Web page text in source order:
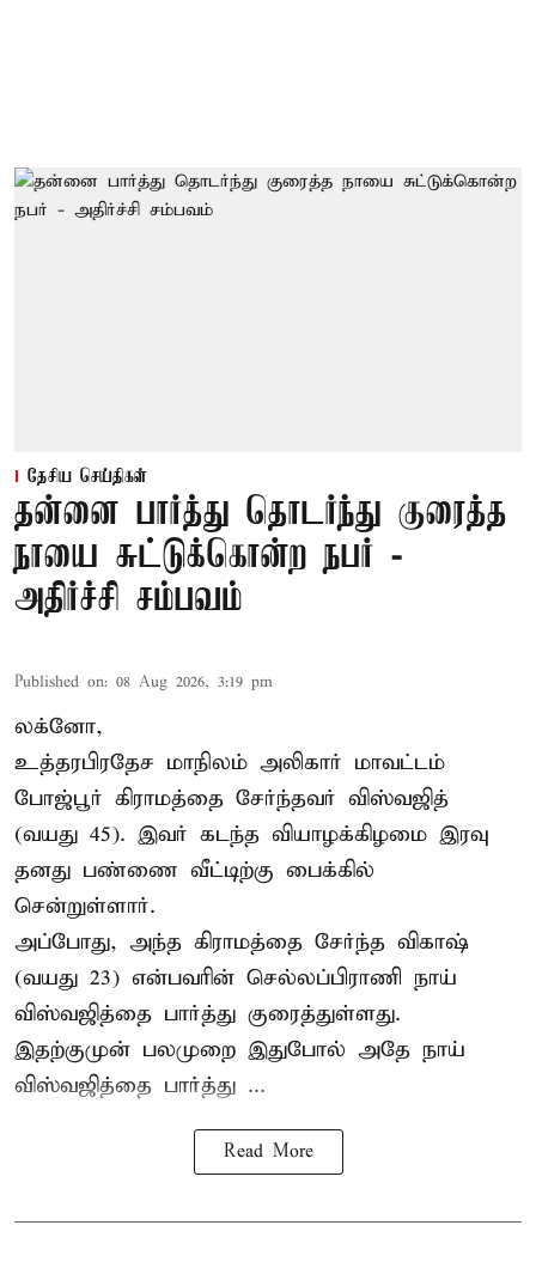
தேசிய செய்திகள்
தன்னை பார்த்து தொடர்ந்து குரைத்த
நாயை சுட்டுக்கொன்ற நபர் -
அதிர்ச்சி சம்பவம்
Published on: 08 Aug 2026, 3:19 pm
லக்னோ,
உத்தரபிரதேச மாநிலம் அலிகார் மாவட்டம்
போஜ்பூர் கிராமத்தை சேர்ந்தவர் விஸ்வஜித்
(வயது 45). இவர் கடந்த வியாழக்கிழமை இரவு
தனது பண்ணை வீட்டிற்கு பைக்கில்
சென்றுள்ளார்.
அப்போது, அந்த கிராமத்தை சேர்ந்த விகாஷ்
(வயது 23) என்பவரின் செல்லப்பிராணி நாய்
விஸ்வஜித்தை பார்த்து குரைத்துள்ளது.
இதற்குமுன் பலமுறை இதுபோல் அதே நாய்
விஸ்வஜித்தை பார்த்து ...
Read More